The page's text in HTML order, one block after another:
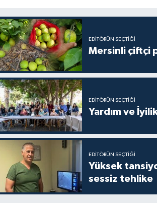
EDITÖRÜN SEÇTIĞI
Mersinli çiftçi
EDITÖRÜN SEÇTIĞI
Yardım ve
EDITÖRÜN SEÇTIĞI
Yüksek
sessiz tehlike